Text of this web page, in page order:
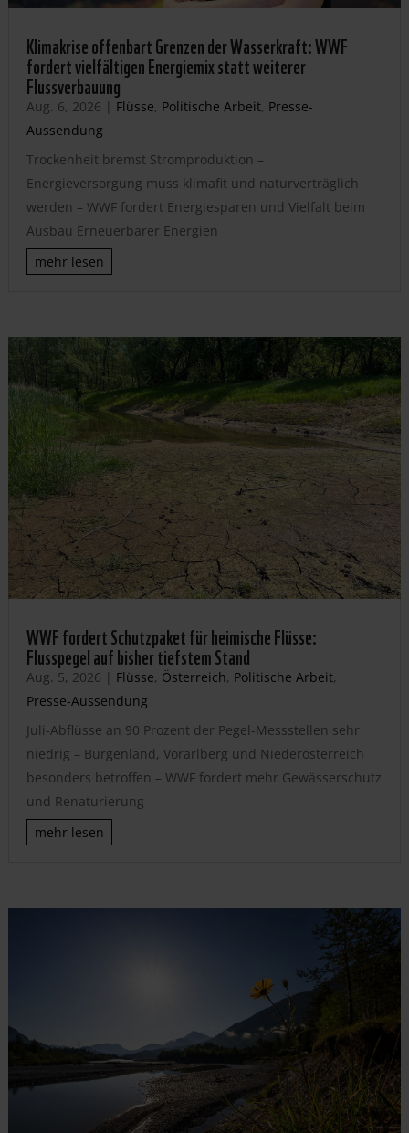
Klimakrise offenbart Grenzen der Wasserkraft: WWF
fordert vielfältigen Energiemix statt weiterer
Flussverbauung
Aug. 6, 2026 | Flüsse, Politische Arbeit, Presse-
Aussendung
Trockenheit bremst Stromproduktion –
Energieversorgung muss klimafit und naturverträglich
werden – WWF fordert Energiesparen und Vielfalt beim
Ausbau Erneuerbarer Energien
mehr lesen
WWF fordert Schutzpaket für heimische Flüsse:
Flusspegel auf bisher tiefstem Stand
Aug. 5, 2026 | Flüsse, Österreich, Politische Arbeit,
Presse-Aussendung
Juli-Abflüsse an 90 Prozent der Pegel-Messstellen sehr
niedrig – Burgenland, Vorarlberg und Niederösterreich
besonders betroffen – WWF fordert mehr Gewässerschutz
und Renaturierung
mehr lesen